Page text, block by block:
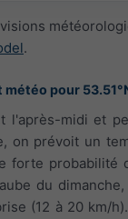
.
météo pour
l'après-midi et
on prévoit un
forte probabilité
du
(12 à 20 km/